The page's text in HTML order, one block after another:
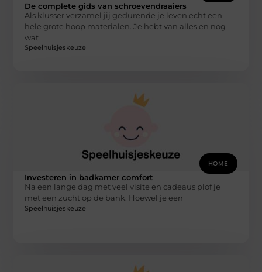
De complete gids van schroevendraaiers
Als klusser verzamel jij gedurende je leven echt een
hele grote hoop materialen. Je hebt van alles en nog
wat
Speelhuisjeskeuze
HOME
Investeren in badkamer comfort
Na een lange dag met veel visite en cadeaus plof je
met een zucht op de bank. Hoewel je een
Speelhuisjeskeuze